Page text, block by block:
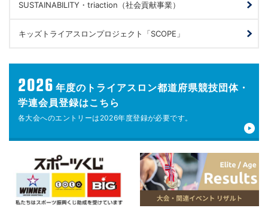
SUSTAINABILITY・triaction（社会貢献事業）
キッズトライアスロンプロジェクト「SCOPE」
2026 年度の トライアスロン都道府県競技団体・
学連会員登録はこちら
各大会へのエントリーは 2026年度登録が必要です。